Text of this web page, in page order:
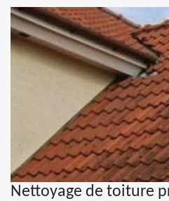
Nettoyage de toiture